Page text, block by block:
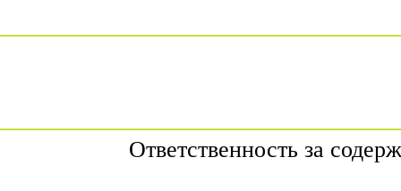
Ответственность за